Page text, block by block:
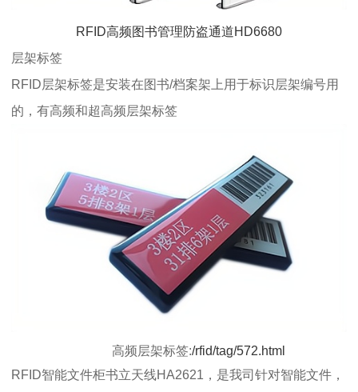
RFID高频图书管理防盗通道HD6680
层架标签
RFID层架标签是安装在图书/档案架上用于标识层架编号用
的，有高频和超高频层架标签
高频层架标签:/rfid/tag/572.html
RFID智能文件柜书立天线HA2621，是我司针对智能文件，